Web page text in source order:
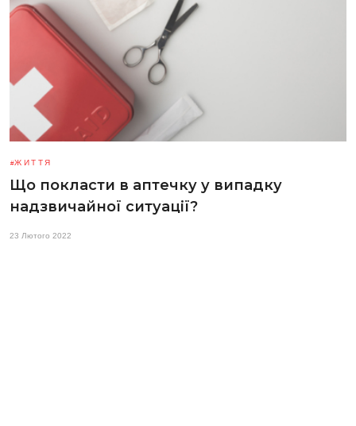
ЖИТТЯ
Що покласти в аптечку у випадку
надзвичайної ситуації?
23 Лютого 2022